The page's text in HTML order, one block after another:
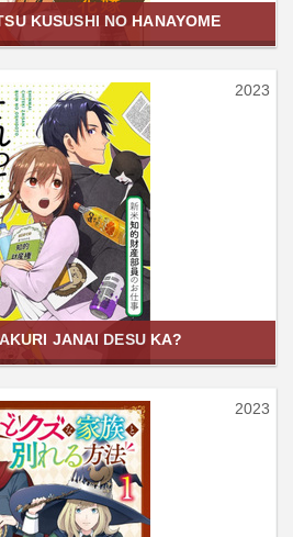
KUSUSHI NO HANAYOME
2023
JANAI DESU KA?
2023